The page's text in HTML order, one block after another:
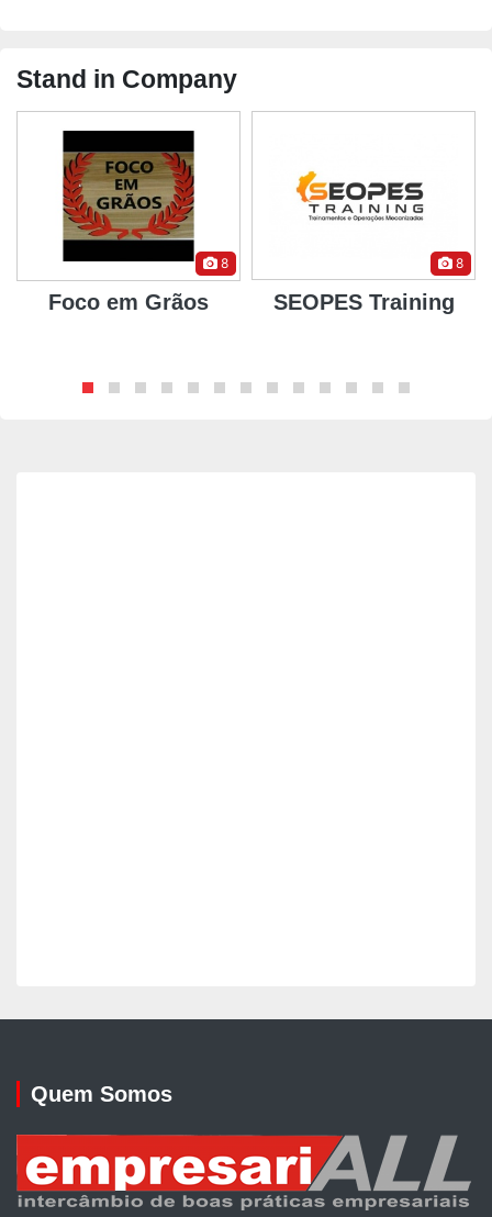
Stand in Company
8
Foco em Grãos
8
SEOPES Training
Quem Somos